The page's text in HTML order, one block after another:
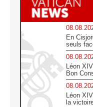
En
seuls
Léon
Bon
Léon
la